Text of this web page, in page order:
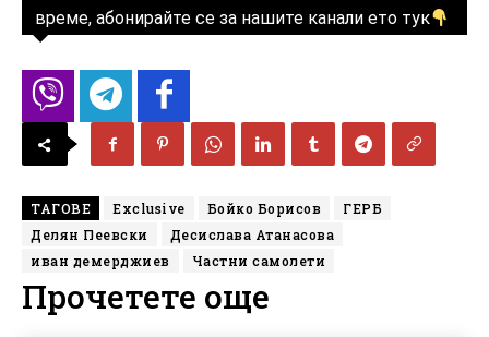
време, абонирайте се за нашите канали ето тук
ТАГОВЕ Exclusive Бойко Борисов
ГЕРБ
Делян Пеевски
Десислава Атанасова
иван демерджиев
Частни самолети
Прочетете още